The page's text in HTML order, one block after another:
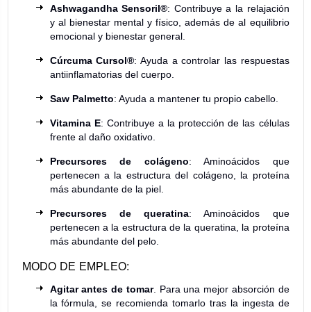
Ashwagandha Sensoril®: Contribuye a la relajación
y al bienestar mental y físico, además de al equilibrio
emocional y bienestar general.
Cúrcuma Cursol®: Ayuda a controlar las respuestas
antiinflamatorias del cuerpo.
Saw Palmetto: Ayuda a mantener tu propio cabello.
Vitamina E: Contribuye a la protección de las células
frente al daño oxidativo.
Precursores de colágeno: Aminoácidos que
pertenecen a la estructura del colágeno, la proteína
más abundante de la piel.
Precursores de queratina: Aminoácidos que
pertenecen a la estructura de la queratina, la proteína
más abundante del pelo.
MODO DE EMPLEO:
Agitar antes de tomar. Para una mejor absorción de
la fórmula, se recomienda tomarlo tras la ingesta de